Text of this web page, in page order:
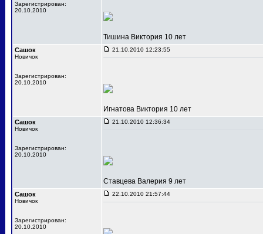
Зарегистрирован:
20.10.2010
Тишина Виктория 10 лет
Сашок
Новичок
Зарегистрирован:
20.10.2010
21.10.2010 12:23:55
Игнатова Виктория 10 лет
Сашок
Новичок
Зарегистрирован:
20.10.2010
21.10.2010 12:36:34
Ставцева Валерия 9 лет
Сашок
Новичок
Зарегистрирован:
20.10.2010
22.10.2010 21:57:44